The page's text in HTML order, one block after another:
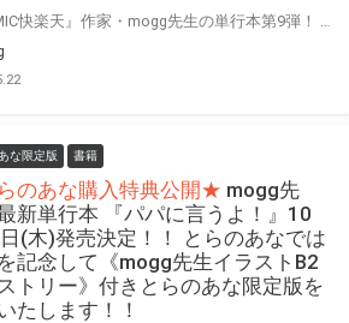
な限定版 書籍
のあな購入特典公開★ mogg先
新単行本 『パパに言うよ！』10
(木)発売決定！！ とらのあなでは
記念して《mogg先生イラストB2
トリー》付きとらのあな限定版を
たします！！